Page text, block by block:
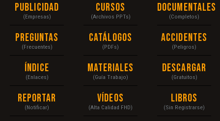
Publicidad
(Empresas)
Preguntas
(Frecuentes)
Índice
(Enlaces)
Reportar
(Notificar)
Cursos
(Archivos PPTs)
Catálogos
(PDFs)
Materiales
(Guía Trabajo)
Vídeos
(Alta Calidad FHD)
Documentales
(Completos)
Accidentes
(Peligros)
Descargar
(Gratuitos)
Libros
(Sin Registrarse)